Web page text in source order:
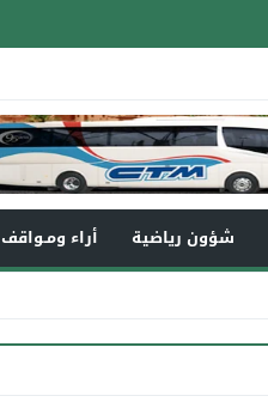
شؤون رياضية أراء ومـواقف